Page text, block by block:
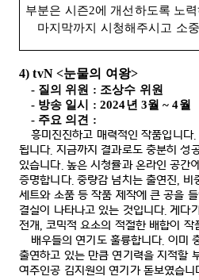
부분은 시즌2에 개선하도록 노
마지막까지 시청해주시고 소
4) tvN <눈물의 여왕>
- 질의 위원 : 조상수 위원
- 방송 일시 : 2024년 3월 ~ 4월
- 주요 의견 :
흥미진진하고 매력적인 작품입니다.
됩니다. 지금까지 결과로도 충분히 성
있습니다. 높은 시청률과 온라인 공간
증명합니다. 중량감 넘치는 출연진, 비
세트와 소품 등 작품 제작에 큰 공을
결실이 나타나고 있는 것입니다. 게다
전개, 코믹적 요소의 적절한 배합이
배우들의 연기도 훌륭합니다. 이미
출연하고 있는 만큼 연기력을 지적할
여주인공 김지원의 연기가 돋보였습니